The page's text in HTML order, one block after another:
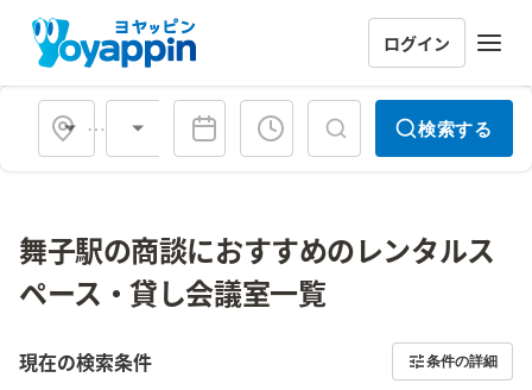
ログイン
会場タイプ 検索する
舞子駅の商談におすすめのレンタルス
ペース・貸し会議室一覧
現在の検索条件 条件の詳細